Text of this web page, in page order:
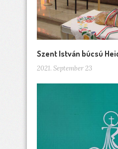
Szent István búcsú
2021. September 23